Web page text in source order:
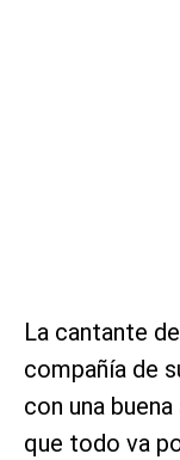
La cantante
compañía de
con una
que todo va